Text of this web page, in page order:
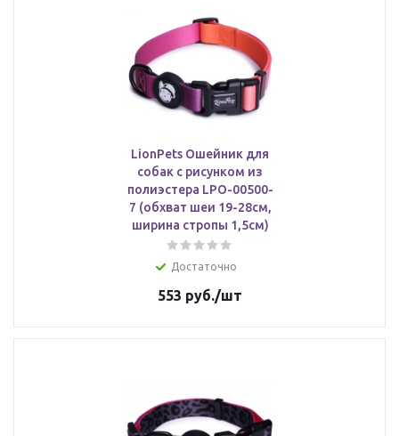
LionPets Ошейник для
собак с рисунком из
полиэстера LPO-00500-
7 (обхват шеи 19-28см,
ширина стропы 1,5см)
Достаточно
553 руб./шт